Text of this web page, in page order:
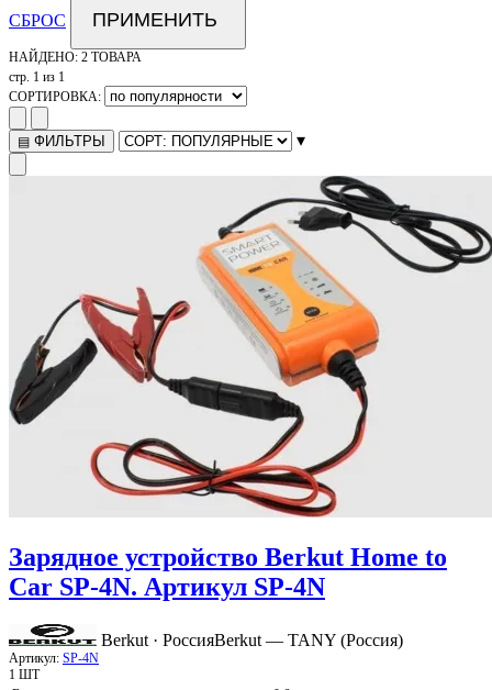
СБРОС ПРИМЕНИТЬ
НАЙДЕНО: 2 ТОВАРА
стр. 1 из 1
СОРТИРОВКА:
▤ ФИЛЬТРЫ ▾
Зарядное устройство Berkut Home to
Car SP-4N. Артикул SP-4N
Berkut · РоссияBerkut — TANY (Россия)
Артикул: SP-4N
1 ШТ